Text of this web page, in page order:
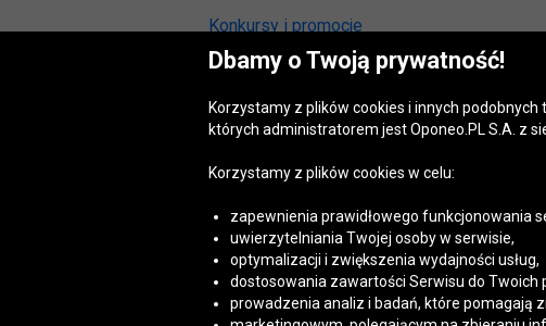
Konkursy i promocje
Odstąpienie od umowy
Reklamacja gwarancyjna
Opinie o oponach
Akt o usługach cyfrowych(DSA)
Dostępność cyfrowa
Dbamy o Twoją prywatność!
Korzystamy z plików cookies i innych
których administratorem jest Oponeo.PL S.A. z
Korzystamy z plików cookies w celu:
zapewnienia prawidłowego funkcjonowania
uwierzytelniania Twojej osoby w serwisie,
optymalizacji i zwiększenia wydajności usług,
dostosowania zawartości Serwisu do Twoich
prowadzenia analiz i badań, które pomagają